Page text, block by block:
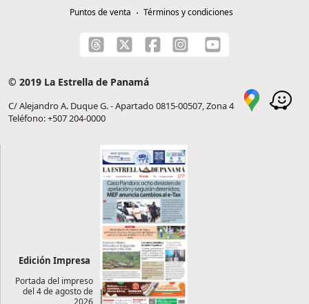
Puntos de venta
Términos y condiciones
© 2019 La Estrella de Panamá
C/ Alejandro A. Duque G. - Apartado 0815-00507, Zona 4
Teléfono: +507 204-0000
Edición Impresa
Portada del impreso
del 4 de agosto de
2026